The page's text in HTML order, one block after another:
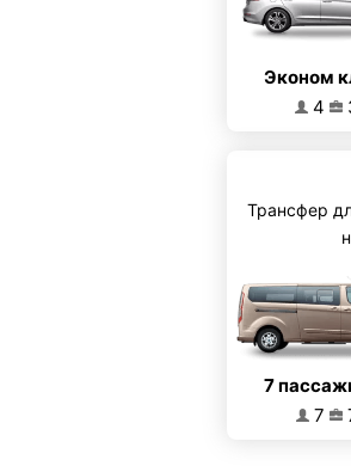
Эконом
4
Трансфер
7
7